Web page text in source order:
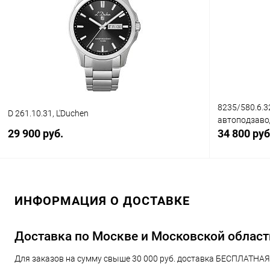
Купить в 1 клик Сравнение
В наличии
D 261.10.31, L'Duchen
29 900 руб.
В избранное В наличии
8235/
34 800
В
ИНФОРМАЦИЯ О ДОСТАВКЕ
Доставка по Москве и Московской
Для заказов на сумму свыше 30 000 руб. доставка